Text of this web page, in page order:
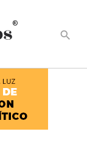
®
search